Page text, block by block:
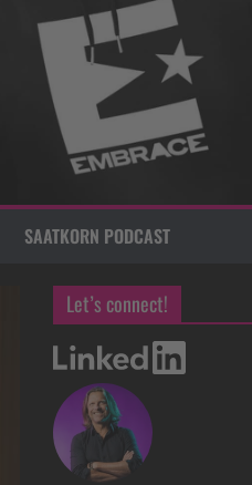
SAATKORN PODCAST
Let’s connect!